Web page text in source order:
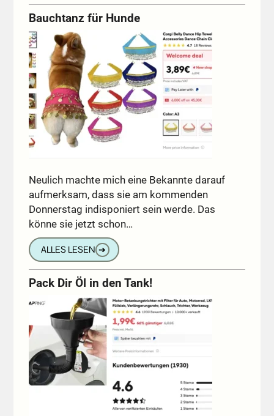
Bauchtanz für Hunde
Neulich machte mich eine Bekannte darauf
aufmerksam, dass sie am kommenden
Donnerstag indisponiert sein werde. Das
könne sie jetzt schon…
ALLES LESEN ➔
Pack Dir Öl in den Tank!